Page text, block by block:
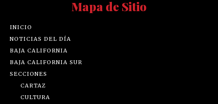
Mapa de Sitio
INICIO
NOTICIAS DEL DÍA
BAJA CALIFORNIA
BAJA CALIFORNIA SUR
SECCIONES
CARTAZ
CULTURA